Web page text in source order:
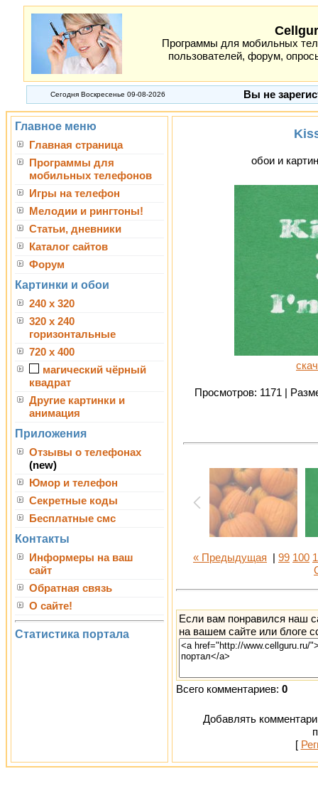
Программы для мобильных
пользователей, форум,
Сегодня Воскресенье 09-08-2026 Вы не
Главное меню
Главная страница
Программы для
мобильных телефонов
Игры на телефон
Мелодии и рингтоны!
Статьи, дневники
Каталог сайтов
Форум
Картинки и обои
240 x 320
320 x 240
горизонтальные
720 x 400
магический чёрный
квадрат
Другие картинки и
анимация
Приложения
Отзывы о телефонах
(new)
Юмор и телефон
Секретные коды
Бесплатные смс
Контакты
Информеры на ваш
сайт
Обратная связь
О сайте!
Статистика портала
обои и
Просмотров: 1171 |
« Предыдущая 99 100
Если вам понравился наш
на вашем сайте или блоге
Всего комментариев: 0
Добавлять
[